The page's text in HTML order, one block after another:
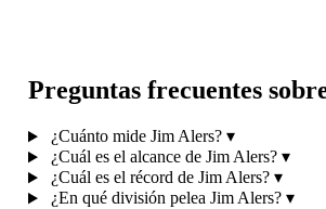
Preguntas frecuentes
¿Cuánto mide Jim Alers? ▾
¿Cuál es el alcance de Jim Alers? ▾
¿Cuál es el récord de Jim Alers? ▾
¿En qué división pelea Jim Alers? ▾